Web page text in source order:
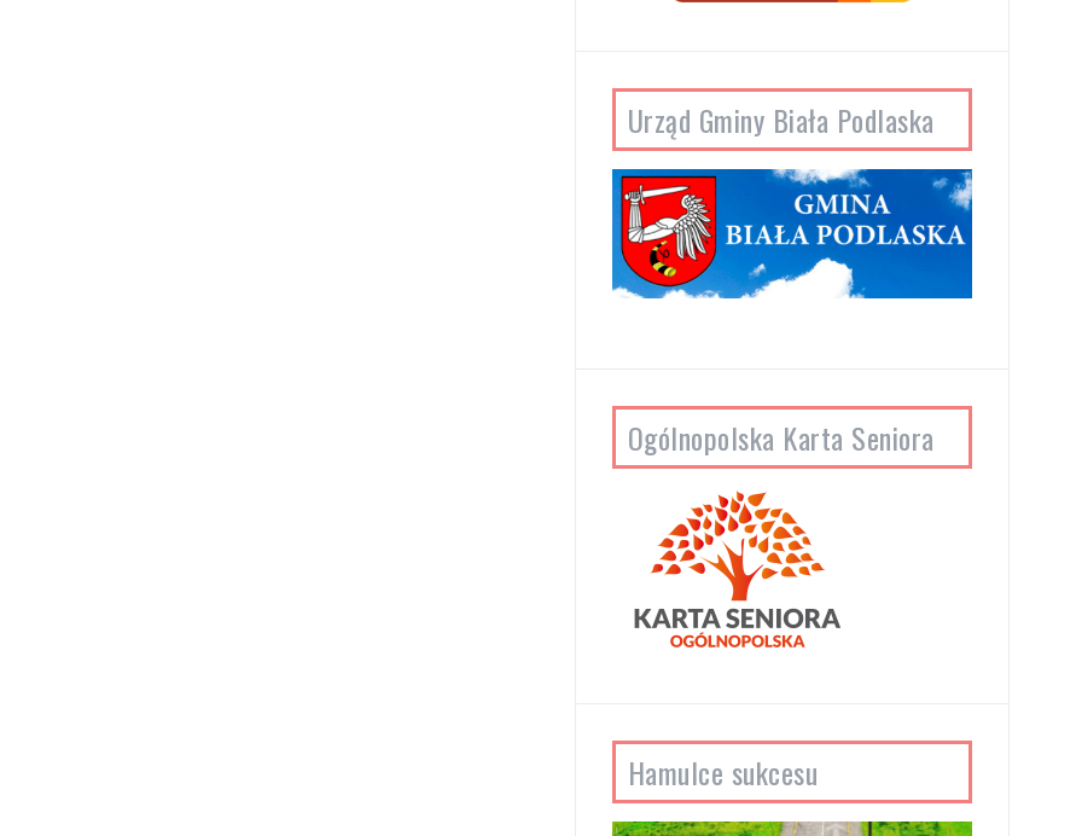
Urząd Gminy Biała Podlaska
Ogólnopolska Karta Seniora
Hamulce sukcesu